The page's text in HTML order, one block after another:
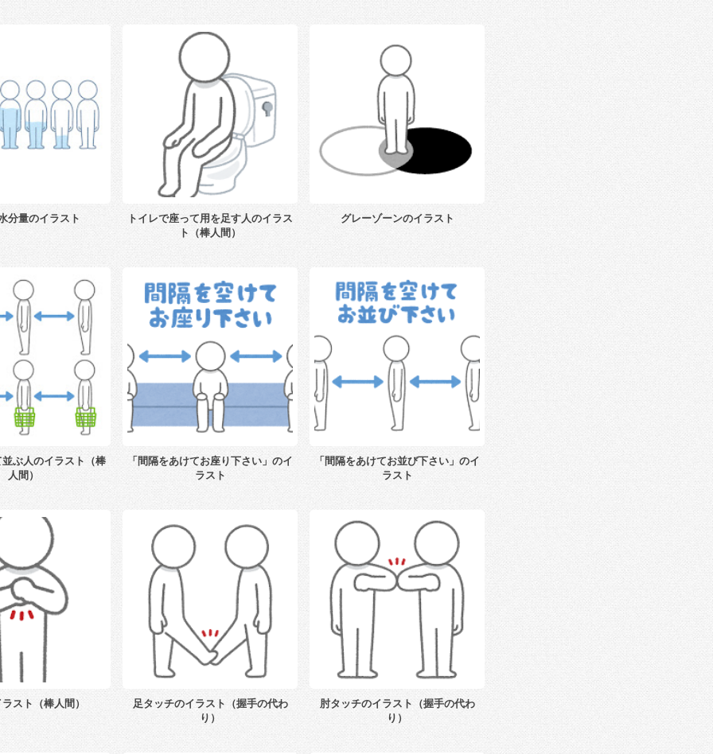
分量のイラスト
トイレで座って用を足す人のイラス
ト（棒人間）
グレーゾーンのイラスト
ぶ人のイラスト（棒
人間）
「間隔をあけてお座り下さい」のイ
ラスト
「間隔をあけてお並び下さい」のイ
ラスト
スト（棒人間）
足タッチのイラスト（握手の代わ
り）
肘タッチのイラスト（握手の代わ
り）